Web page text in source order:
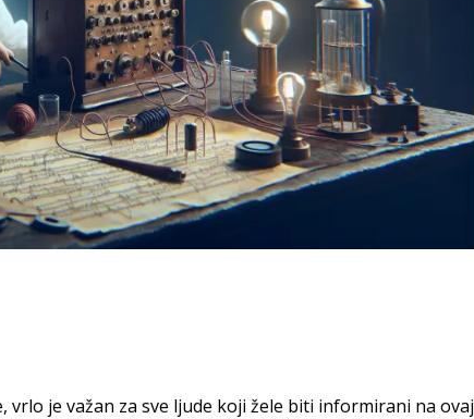
je važan za sve ljude koji žele biti informirani na ovaj